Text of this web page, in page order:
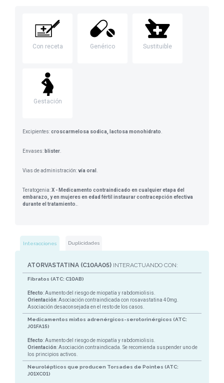
Con receta Genérico Sustituible
Gestación
Excipientes:croscarmelosa sodica, lactosa monohidrato
Envases: blister
Vias de administración:vía oral
Teratogenia:X - Medicamento contraindicado en cualquier etapa del
embarazo, y en mujeres en edad fértil instaurar contracepción efectiva
durante el tratamiento.
Interacciones Duplicidades
ATORVASTATINA (C10AA05) INTERACTUANDO CON:
Fibratos (ATC: C10AB)
Efecto: Aumento del riesgo de miopatía y rabdomiolisis.
Orientación: Asociación contraindicada con rosavastatina 40mg.
Asociación desaconsejada en el resto de los casos.
Medicamentos mixtos adrenérgicos-serotorinérgicos (ATC:
J01FA15)
Efecto: Aumento del riesgo de miopatía y rabdomiolisis.
Orientación: Asociación contraindicada. Se recomienda suspender uno de
los principios activos.
Neurolépticos que producen Torsades de Pointes (ATC:
J01XC01)